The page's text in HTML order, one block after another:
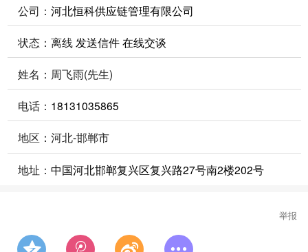
公司：河北恒科供应链管理有限公司
状态：离线 发送信件在线交谈
姓名：周飞雨(先生)
电话： 18131035865
地区：河北-邯郸市
地址：中国河北邯郸复兴区复兴路27号南2楼202号
举报